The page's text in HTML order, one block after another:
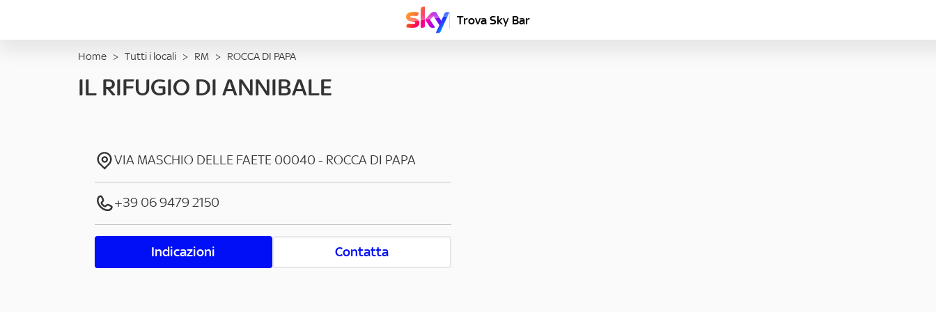
Trova Sky Bar
Home > Tutti i locali > RM > ROCCA DI PAPA
IL RIFUGIO DI ANNIBALE
VIA MASCHIO DELLE FAETE 00040 - ROCCA DI PAPA
+39 06 9479 2150
Indicazioni Contatta